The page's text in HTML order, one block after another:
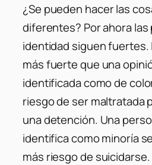
¿Se pueden hacer las
diferentes? Por ahora las
identidad siguen fuertes.
más fuerte que una
identificada como de
riesgo de ser maltratada
una detención. Una
identifica como minoría
más riesgo de